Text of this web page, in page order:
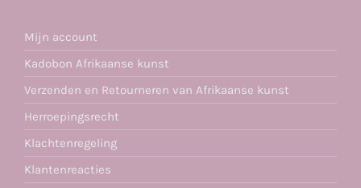
Mijn account
Kadobon Afrikaanse kunst
Verzenden en Retourneren van Afrikaanse kunst
Herroepingsrecht
Klachtenregeling
Klantenreacties